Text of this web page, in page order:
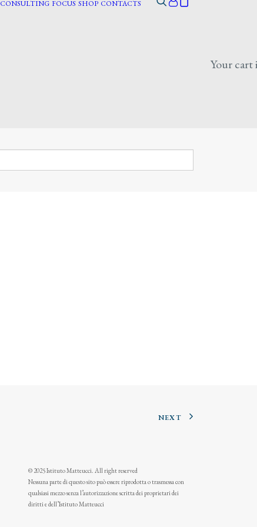
CONSULTING FOCUS SHOP CONTACTS
Your cart
NEXT
© 2025 Istituto Matteucci. All right reserved
Nessuna parte di questo sito può essere riprodotta o trasmessa con
qualsiasi mezzo senza l’autorizzazione scritta dei proprietari dei
diritti e dell’Istituto Matteucci